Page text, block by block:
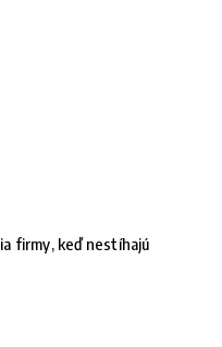
firmy, keď nestíhajú